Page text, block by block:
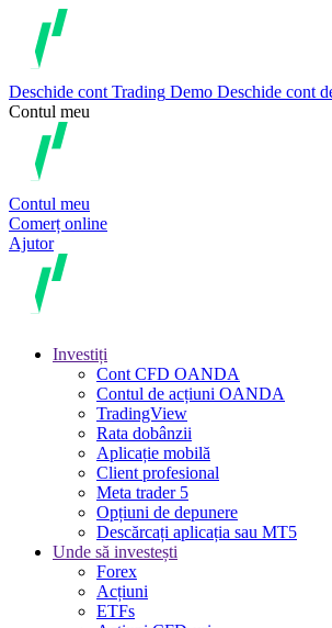
Deschide cont Trading Demo Deschide cont
Contul meu
Contul meu
Comerț online
Ajutor
Investiți
Cont CFD OANDA
Contul de acțiuni OANDA
TradingView
Rata dobânzii
Aplicație mobilă
Client profesional
Meta trader 5
Opțiuni de depunere
Descărcați aplicația sau MT5
Unde să investești
Forex
Acțiuni
ETFs